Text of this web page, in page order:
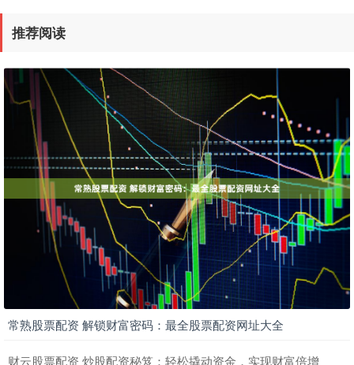
推荐阅读
常熟股票配资 解锁财富密码：最全股票配资网址大全
财云股票配资 炒股配资秘笈：轻松撬动资金，实现财富倍增